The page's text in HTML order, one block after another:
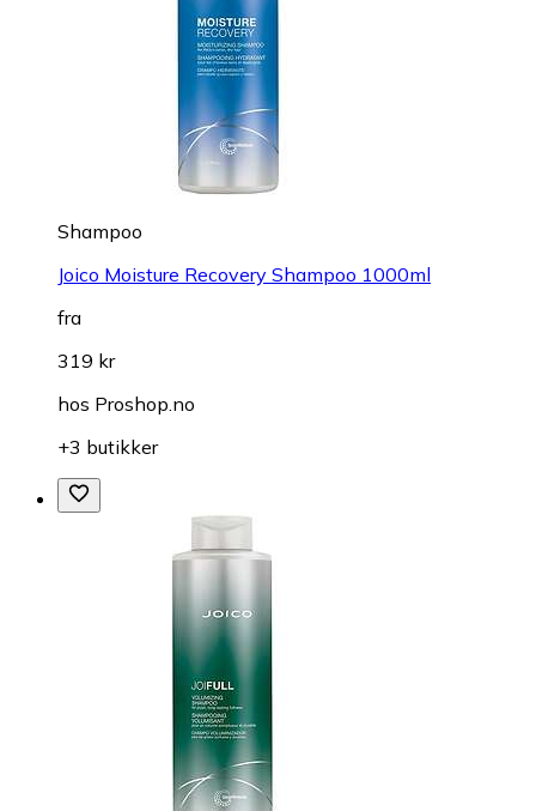
Shampoo
Joico Moisture Recovery Shampoo 1000ml
fra
319 kr
hos Proshop.no
+3 butikker